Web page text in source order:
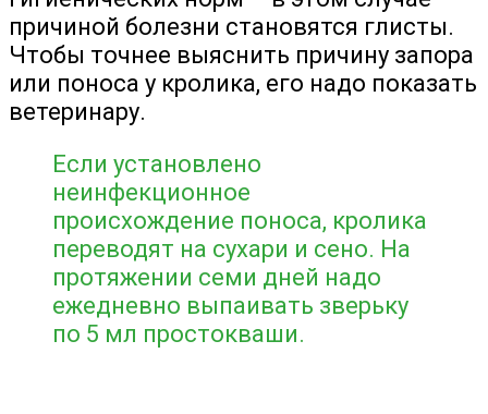
причиной болезни становятся глисты.
Чтобы точнее выяснить причину запора
или поноса у кролика, его надо показать
ветеринару.
Если установлено
неинфекционное
происхождение поноса, кролика
переводят на сухари и сено. На
протяжении семи дней надо
ежедневно выпаивать зверьку
по 5 мл простокваши.